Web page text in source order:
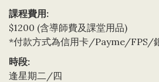
課程費用:
$1200 (含導師費及課堂用品)
*付款方式為信用卡/Payme/FPS/
時段:
逢星期二/四